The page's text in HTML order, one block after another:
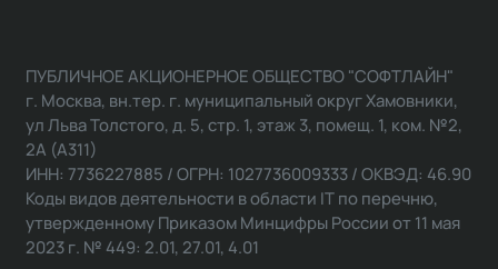
ПУБЛИЧНОЕ АКЦИОНЕРНОЕ ОБЩЕСТВО "СОФТЛАЙН"
г. Москва, вн.тер. г. муниципальный округ Хамовники,
ул Льва Толстого, д. 5, стр. 1, этаж 3, помещ. 1, ком. №2,
2А (А311)
ИНН: 7736227885 / ОГРН: 1027736009333 / ОКВЭД: 46.90
Коды видов деятельности в области IT по перечню,
утвержденному Приказом Минцифры России от 11 мая
2023 г. № 449: 2.01, 27.01, 4.01